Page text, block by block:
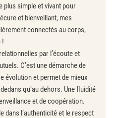
plus simple et vivant pour
et bienveillant, mes
connectés au corps,
!
par l’écoute et
C’est une démarche de
évolution et permet de mieux
qu’au dehors. Une fluidité
et de coopération.
dans l’authenticité et le respect